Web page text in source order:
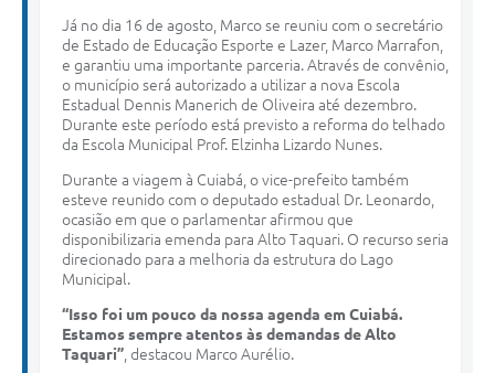
Já no dia 16 de agosto, Marco se reuniu com o secretário
de Estado de Educação Esporte e Lazer, Marco Marrafon,
e garantiu uma importante parceria. Através de convênio,
o município será autorizado a utilizar a nova Escola
Estadual Dennis Manerich de Oliveira até dezembro.
Durante este período está previsto a reforma do telhado
da Escola Municipal Prof. Elzinha Lizardo Nunes.
Durante a viagem à Cuiabá, o vice-prefeito também
esteve reunido com o deputado estadual Dr. Leonardo,
ocasião em que o parlamentar afirmou que
disponibilizaria emenda para Alto Taquari. O recurso seria
direcionado para a melhoria da estrutura do Lago
Municipal.
“Isso foi um pouco da nossa agenda em Cuiabá.
Estamos sempre atentos às demandas de Alto
Taquari” , destacou Marco Aurélio.